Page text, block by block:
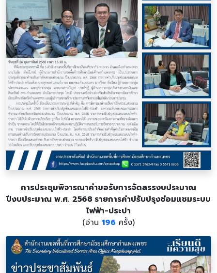
การประชุมพิจารณาคำขอรับการจัดสรรงบประมาณ
ปีงบประมาณ พ.ศ. 2568 รายการค่าปรับปรุงซ่อมแซมระบบ
ไฟฟ้า-ประปา
(อ่าน 196 ครั้ง)